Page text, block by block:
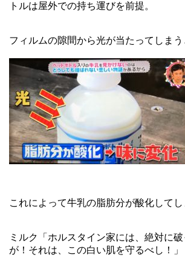
トルは屋外での持ち運びを前提。
フィルムの隙間から光が当たってしまう
これによって牛乳の脂肪分が酸化してし
ミルク「ホルスタイン家には、絶対に
が！それは、この白い肌を守るべし！」